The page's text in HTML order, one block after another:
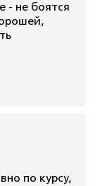
- не боятся
по курсу,